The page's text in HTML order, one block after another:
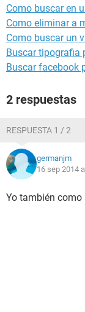
Como buscar en
Como eliminar a
Como buscar un
Buscar tipografia
Buscar facebook
2 respuestas
RESPUESTA 1 / 2
germanjm
16 sep 2014
Yo también como